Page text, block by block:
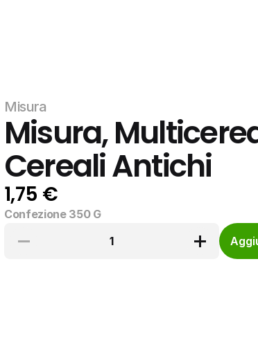
Misura
Misura,
Cereali Antichi
1,75 €
Confezione 350 G
1